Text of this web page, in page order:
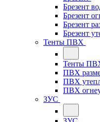
Брезент
Брезент
Брезент
Брезент
Тенты ПВХ
Тенты
ПВХ
ПВХ
ПВХ
ЗУС